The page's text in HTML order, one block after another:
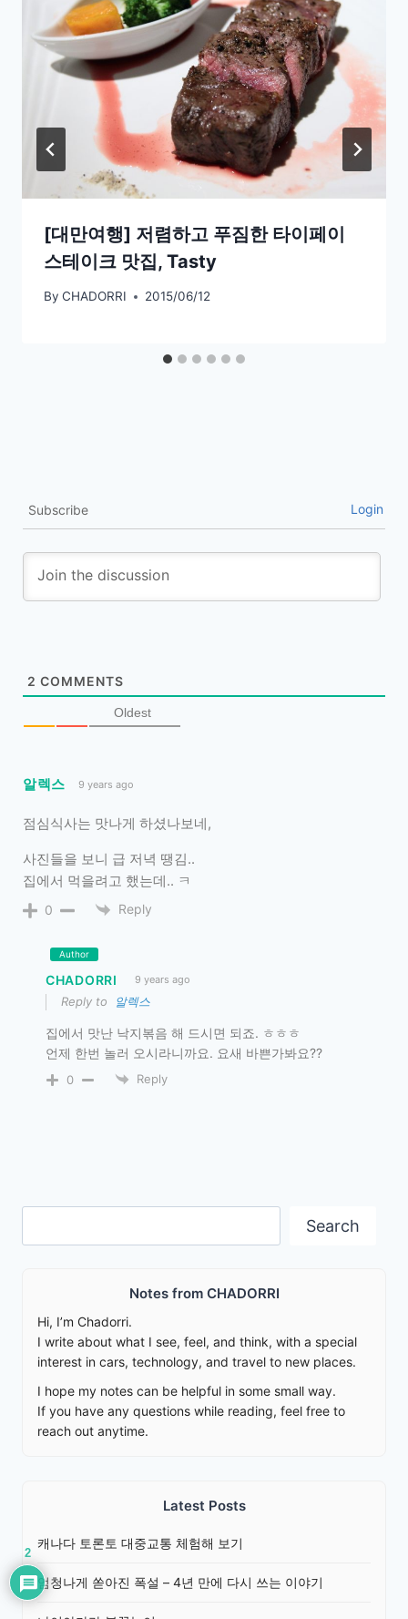
[대만여행] 저렴하고 푸짐한 타이페이
스테이크 맛집, Tasty
By CHADORRI 2015/06/12
Subscribe Login
2 COMMENTS
Oldest
알렉스 9 years ago
점심식사는 맛나게 하셨나보네,
사진들을 보니 급 저녁 땡김..
집에서 먹을려고 했는데.. ㅋ
0 Reply
Author
CHADORRI 9 years ago
Reply to 알렉스
집에서 맛난 낙지볶음 해 드시면 되죠. ㅎㅎㅎ
언제 한번 놀러 오시라니까요. 요새 바쁜가봐요??
0 Reply
Search
Notes from CHADORRI
Hi, I’m Chadorri.
I write about what I see, feel, and think, with a special
interest in cars, technology, and travel to new places.
I hope my notes can be helpful in some small way.
If you have any questions while reading, feel free to
reach out anytime.
Latest Posts
캐나다 토론토 대중교통 체험해 보기
엄청나게 쏟아진 폭설 – 4년 만에 다시 쓰는 이야기
2